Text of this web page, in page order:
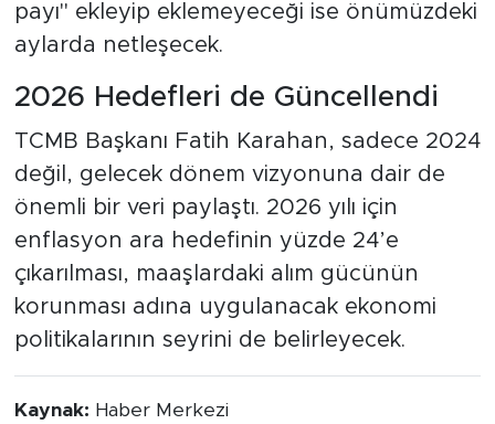
payı" ekleyip eklemeyeceği ise önümüzdeki
aylarda netleşecek.
2026 Hedefleri de Güncellendi
TCMB Başkanı Fatih Karahan, sadece 2024
değil, gelecek dönem vizyonuna dair de
önemli bir veri paylaştı. 2026 yılı için
enflasyon ara hedefinin yüzde 24’e
çıkarılması, maaşlardaki alım gücünün
korunması adına uygulanacak ekonomi
politikalarının seyrini de belirleyecek.
Kaynak: Haber Merkezi